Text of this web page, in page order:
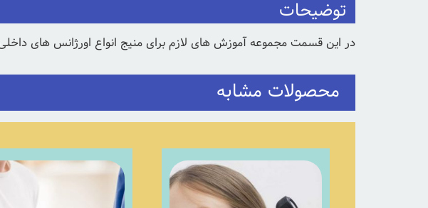
توضیحات
در این قسمت مجموعه آموزش های لازم برای منیج انواع اورژانس های داخلی
محصولات مشابه